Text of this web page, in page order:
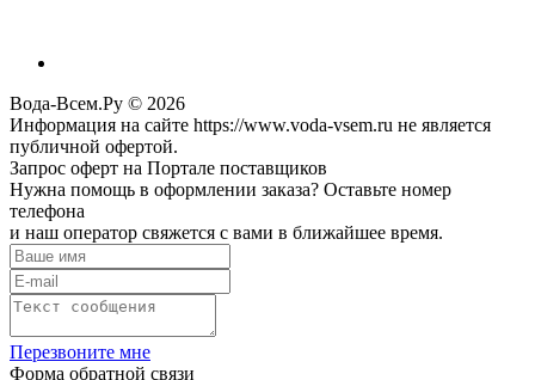
Вода-Всем.Ру © 2026
Информация на сайте https://www.voda-vsem.ru не является
публичной офертой.
Запрос оферт на Портале поставщиков
Нужна помощь в оформлении заказа? Оставьте номер
телефона
и наш оператор свяжется с вами в ближайшее время.
Перезвоните мне
Форма обратной связи